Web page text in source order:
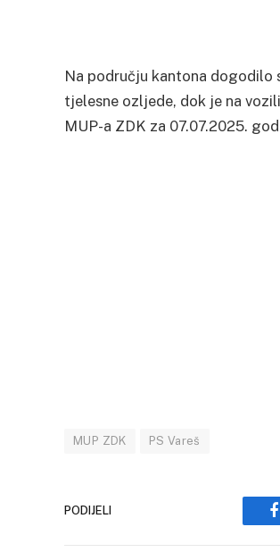
Na području kantona dogodilo
tjelesne ozljede, dok je na
MUP-a ZDK za 07.07.2025.
MUP ZDK PS Vareš
PODIJELI